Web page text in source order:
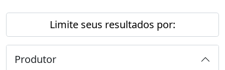
Limite seus resultados por:
Produtor